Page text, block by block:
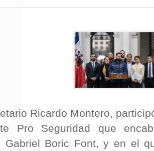
Ricardo Montero,
Pro Seguridad que
Gabriel Boric Font, y en el